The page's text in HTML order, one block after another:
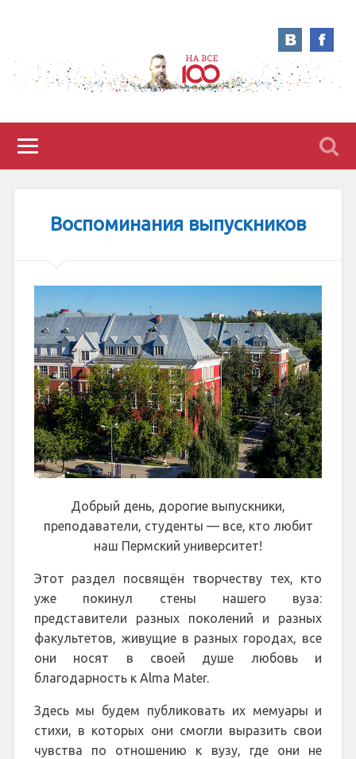
Воспоминания выпускников
Добрый день, дорогие выпускники,
преподаватели, студенты — все, кто любит
наш Пермский университет!
Этот раздел посвящён творчеству тех, кто
уже покинул стены нашего вуза:
представители разных поколений и разных
факультетов, живущие в разных городах, все
они носят в своей душе любовь и
благодарность к Alma Mater.
Здесь мы будем публиковать их мемуары и
стихи, в которых они смогли выразить свои
чувства по отношению к вузу, где они не